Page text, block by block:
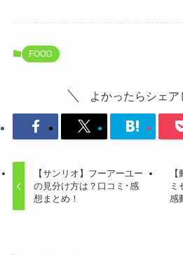
FOOD
よかったらシェア
【サンリオ】フーアーユー
の見分け方は？口コミ･感
想まとめ！
ミ
感